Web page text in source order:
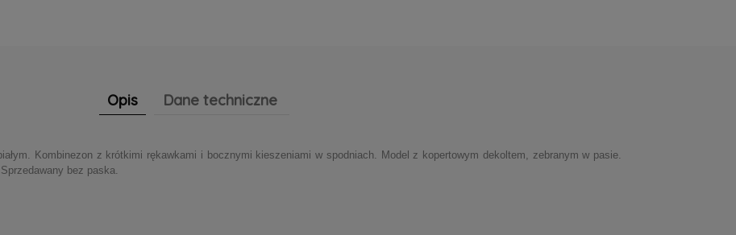
Opis Dane techniczne
Kombinezon z krótkimi rękawkami i bocznymi kieszeniami w spodniach. Model z kopertowym dekoltem, zebranym w pasie.
bez paska.